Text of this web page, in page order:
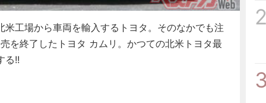
工場から車両を輸入するトヨタ。そのなかでも注
を終了したトヨタ カムリ。かつての北米トヨタ最
る!!